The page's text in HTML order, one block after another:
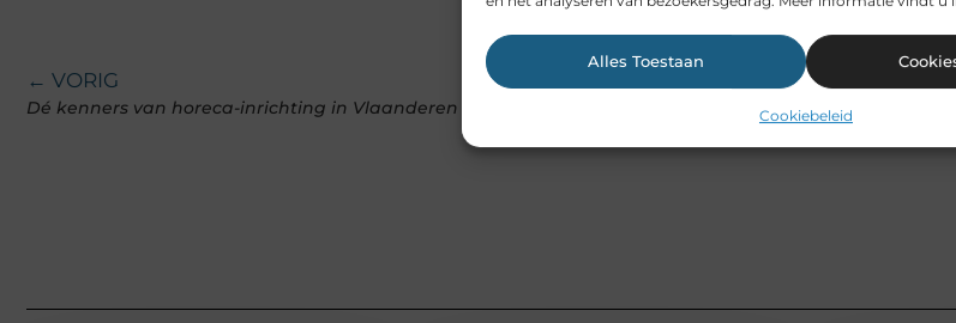
Alles Toestaan
Cookiebeleid
← VORIG
Dé kenners van horeca-inrichting in Vlaanderen